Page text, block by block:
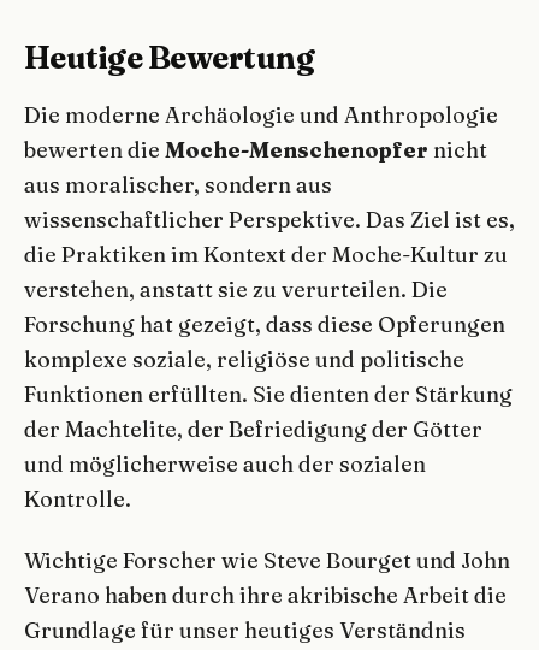
Heutige Bewertung
Die moderne Archäologie und Anthropologie
bewerten die Moche-Menschenopfer nicht
aus moralischer, sondern aus
wissenschaftlicher Perspektive. Das Ziel ist es,
die Praktiken im Kontext der Moche-Kultur zu
verstehen, anstatt sie zu verurteilen. Die
Forschung hat gezeigt, dass diese Opferungen
komplexe soziale, religiöse und politische
Funktionen erfüllten. Sie dienten der Stärkung
der Machtelite, der Befriedigung der Götter
und möglicherweise auch der sozialen
Kontrolle.
Wichtige Forscher wie Steve Bourget und John
Verano haben durch ihre akribische Arbeit die
Grundlage für unser heutiges Verständnis